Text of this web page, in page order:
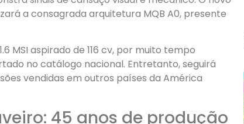
a consagrada arquitetura MQB A0, presente
MSI aspirado de 116 cv, por muito tempo
no catálogo nacional. Entretanto, seguirá
vendidas em outros países da América
45 anos de produção